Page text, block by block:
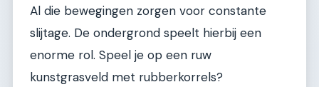
Al die bewegingen zorgen voor constante
slijtage. De ondergrond speelt hierbij een
enorme rol. Speel je op een ruw
kunstgrasveld met rubberkorrels?